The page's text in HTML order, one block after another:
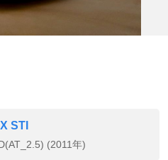
STI
(2011年)